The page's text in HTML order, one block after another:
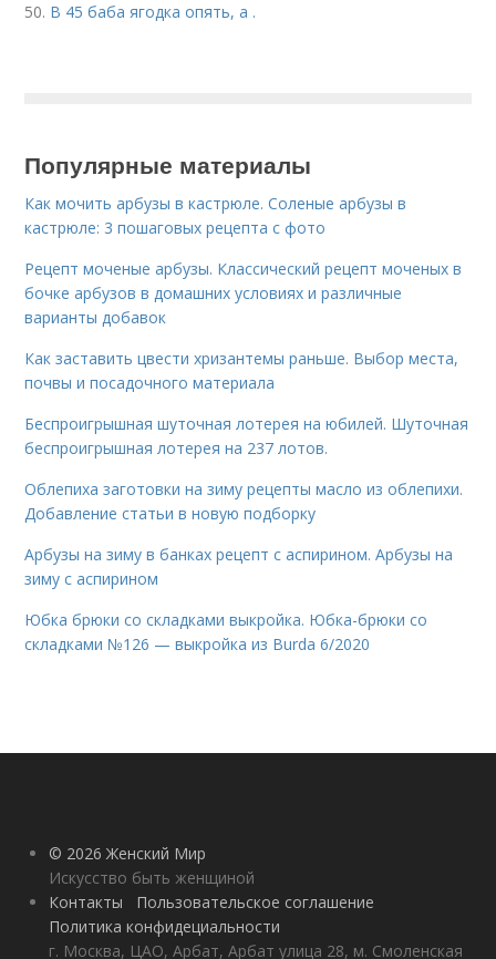
50. В 45 баба ягодка опять, а .
Популярные материалы
Как мочить арбузы в кастрюле. Соленые арбузы в
кастрюле: 3 пошаговых рецепта с фото
Рецепт моченые арбузы. Классический рецепт моченых в
бочке арбузов в домашних условиях и различные
варианты добавок
Как заставить цвести хризантемы раньше. Выбор места,
почвы и посадочного материала
Беспроигрышная шуточная лотерея на юбилей. Шуточная
беспроигрышная лотерея на 237 лотов.
Облепиха заготовки на зиму рецепты масло из облепихи.
Добавление статьи в новую подборку
Арбузы на зиму в банках рецепт с аспирином. Арбузы на
зиму с аспирином
Юбка брюки со складками выкройка. Юбка-брюки со
складками №126 — выкройка из Burda 6/2020
© 2026 Женский Мир
Искусство быть женщиной
Контакты
Пользовательское соглашение
Политика конфидециальности
г. Москва, ЦАО, Арбат, Арбат улица 28, м. Смоленская